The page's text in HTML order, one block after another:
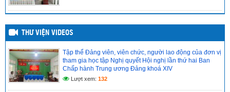
THƯ VIỆN VIDEOS
Tập thể Đảng viên, viên chức, người lao động của đơn vị
tham gia học tập Nghị quyết Hội nghị lần thứ hai Ban
Chấp hành Trung ương Đảng khoá XIV
Lượt xem: 132